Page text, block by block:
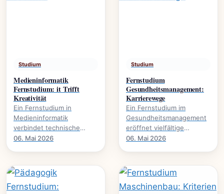
Studium
Medieninformatik
Fernstudium: it Trifft
Kreativität
Ein Fernstudium in
Medieninformatik
verbindet technische
Expertise mit kreativer
06. Mai 2026
Studium
Fernstudium
Gesundheitsmanagement:
Karrierewege
Ein Fernstudium im
Gesundheitsmanagement
eröffnet vielfältige
Karrierewege in einem
06. Mai 2026